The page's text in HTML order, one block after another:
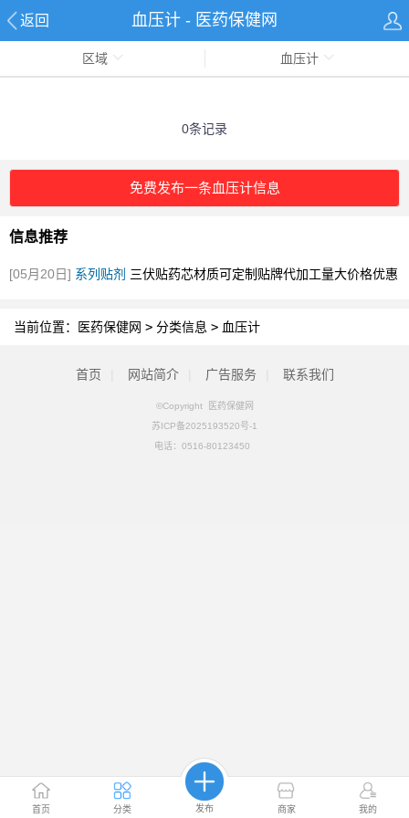
返回 血压计 - 医药保健网
首页 分类 发布 商家 我的
区域 血压计
0条记录
免费发布一条血压计信息
信息推荐
[05月20日] 系列贴剂 三伏贴药芯材质可定制贴牌代加工量大价格优惠
当前位置：
医药保健网 > 分类信息 > 血压计
首页 网站简介 广告服务 联系我们
©Copyright 医药保健网
苏ICP备2025193520号-1
电话： 0516-80123450